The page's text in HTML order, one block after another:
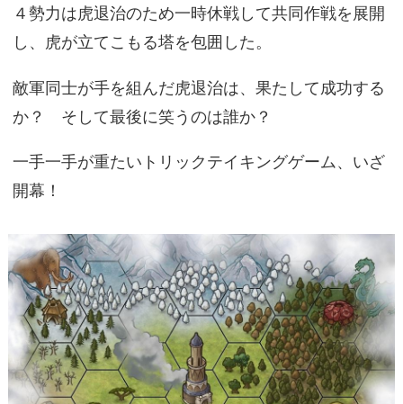
４勢力は虎退治のため一時休戦して共同作戦を展開
し、虎が立てこもる塔を包囲した。
敵軍同士が手を組んだ虎退治は、果たして成功する
か？ そして最後に笑うのは誰か？
一手一手が重たいトリックテイキングゲーム、いざ
開幕！